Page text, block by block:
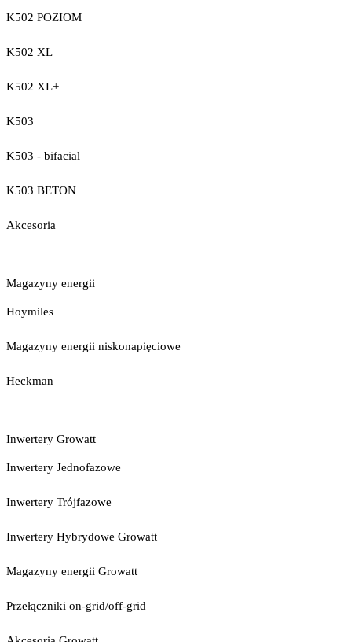
K502 POZIOM
K502 XL
K502 XL+
K503
K503 - bifacial
K503 BETON
Akcesoria
Magazyny energii
Hoymiles
Magazyny energii niskonapięciowe
Heckman
Inwertery Growatt
Inwertery Jednofazowe
Inwertery Trójfazowe
Inwertery Hybrydowe Growatt
Magazyny energii Growatt
Przełączniki on-grid/off-grid